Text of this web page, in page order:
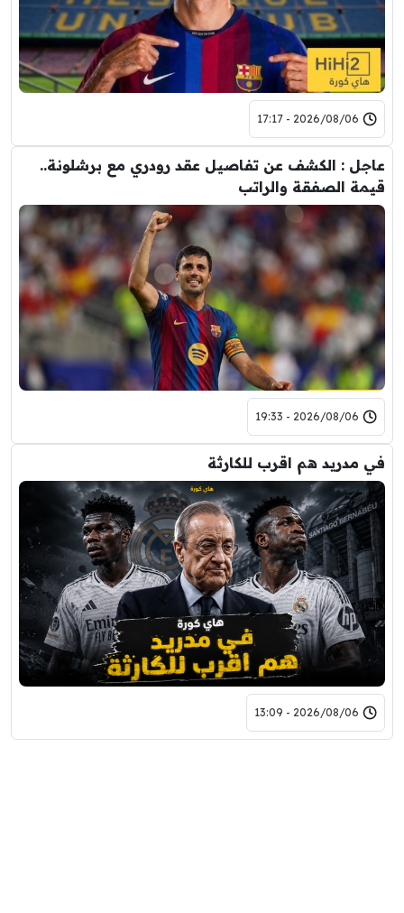
2026/08/06 - 17:17
عاجل : الكشف عن تفاصيل عقد رودري مع برشلونة..
قيمة الصفقة والراتب
2026/08/06 - 19:33
في مدريد هم اقرب للكارثة
2026/08/06 - 13:09